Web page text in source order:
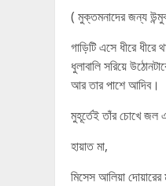
( মুক্তমনাদের জন্য
গাড়িটি এসে ধীরে ধীরে
ধুলাবালি সরিয়ে
আর তার পাশে আদিব।
মুহূর্তেই তাঁর চোখে জল
হায়াত মা,
মিসেস আলিয়া